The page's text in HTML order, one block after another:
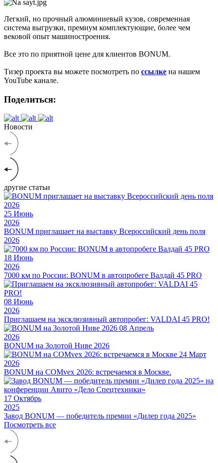
Легкий, но прочный алюминиевый кузов, современная
система выгрузки, премиум комплектующие, более чем
вековой опыт машиностроения.
Все это по приятной цене для клиентов BONUM.
Тизер проекта вы можете посмотреть по ссылке на нашем
YouTube канале.
Поделиться:
Новости
другие статьи
25 Июнь
2026
BONUM приглашает на выставку Всероссийский день поля
2026
18 Июнь
2026
7000 км по России: BONUM в автопробеге Валдай 45 PRO
08 Июнь
2026
Приглашаем на эксклюзивный автопробег: VALDAI 45 PRO!
08 Апрель
2026
BONUM на Золотой Ниве 2026
24 Март
2026
BONUM на COMvex 2026: встречаемся в Москве.
17 Октябрь
2025
Завод BONUM — победитель премии «Дилер года 2025»
Посмотреть все